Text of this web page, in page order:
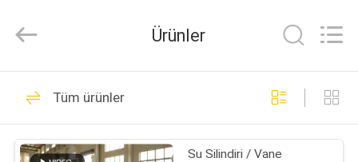
EVDE
ÜRÜN
EQUIPMENT
CO.,LTD.
Reserved.
Hidrolik silindir
78
Ürünler
Tüm ürünler
Su Silindiri / Vane